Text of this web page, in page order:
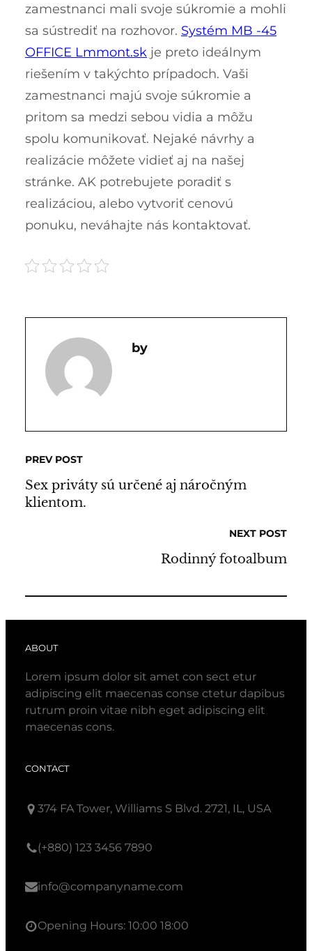
zamestnanci mali svoje súkromie a mohli
sa sústrediť na rozhovor. Systém MB -45
OFFICE Lmmont.sk je preto ideálnym
riešením v takýchto prípadoch. Vaši
zamestnanci majú svoje súkromie a
pritom sa medzi sebou vidia a môžu
spolu komunikovať. Nejaké návrhy a
realizácie môžete vidieť aj na našej
stránke. AK potrebujete poradiť s
realizáciou, alebo vytvoriť cenovú
ponuku, neváhajte nás kontaktovať.
PREV POST
Sex priváty sú určené aj náročným
klientom.
NEXT POST
Rodinný fotoalbum
ABOUT
Lorem ipsum dolor sit amet con sect etur
adipiscing elit maecenas conse ctetur dapibus
rutrum proin vitae nibh eget adipiscing elit
maecenas cons.
CONTACT
374 FA Tower, Williams S Blvd. 2721, IL, USA
(+880) 123 3456 7890
info@companyname.com
Opening Hours: 10:00 18:00